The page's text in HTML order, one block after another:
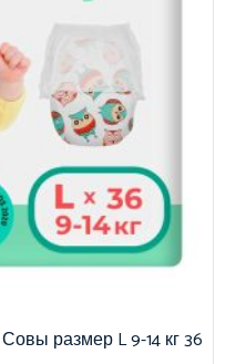
размер L 9-14 кг 36